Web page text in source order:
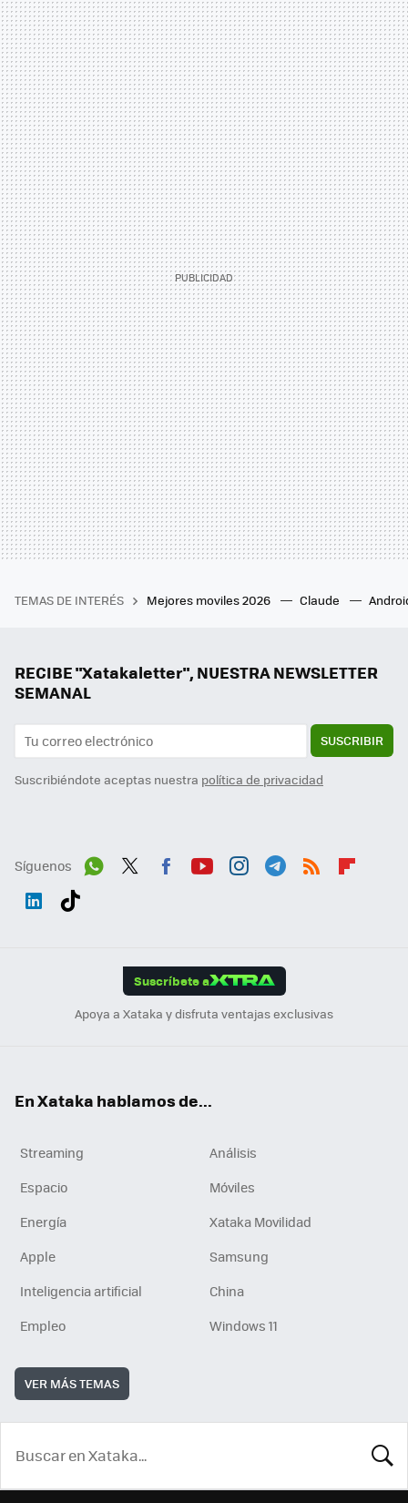
TEMAS DE INTERÉS Mejores moviles 2026 Claude
RECIBE "Xatakaletter", NUESTRA NEWSLETTER
SEMANAL
SUSCRIBIR
Suscribiéndote aceptas nuestra política de privacidad
Síguenos
Suscríbete a
Apoya a Xataka y disfruta ventajas exclusivas
En Xataka hablamos de...
Streaming
Análisis
Espacio
Móviles
Energía
Xataka Movilidad
Apple
Samsung
Inteligencia artificial
China
Empleo
Windows 11
VER MÁS TEMAS